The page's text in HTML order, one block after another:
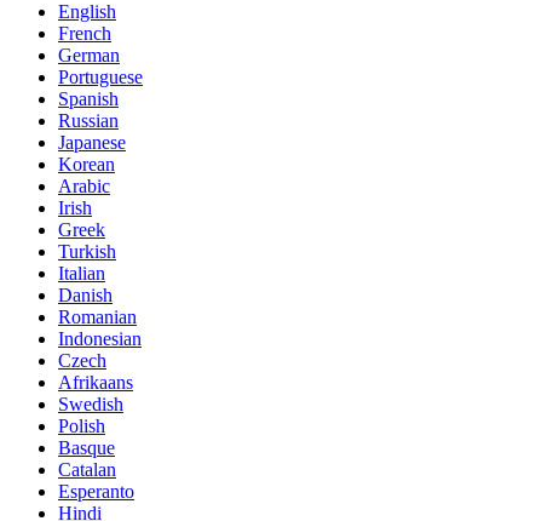
English
French
German
Portuguese
Spanish
Russian
Japanese
Korean
Arabic
Irish
Greek
Turkish
Italian
Danish
Romanian
Indonesian
Czech
Afrikaans
Swedish
Polish
Basque
Catalan
Esperanto
Hindi